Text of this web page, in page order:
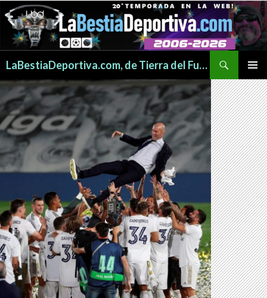
LaBestiaDeportiva.com, de Tierra del Fuego para todo el mundo
MENÚ
AL
CONTENIDO